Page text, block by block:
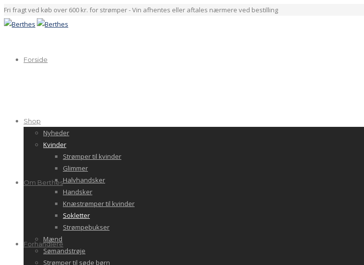
Fri fragt ved køb over 600 kr. for strømper - Vin afhentes eller aftales nærmere ved bestilling
Forside
Shop
Nyheder
Kvinder
Strømper til kvinder
Glimmer
Halvhandsker
Handsker
Knæstrømper til kvinder
Sokletter
Strømpebukser
Mænd
Sømandstrøje
Strømper til søde børn
Om Berthes
Forhandlere